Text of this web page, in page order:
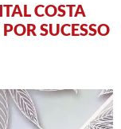
COSTA
SUCESSO